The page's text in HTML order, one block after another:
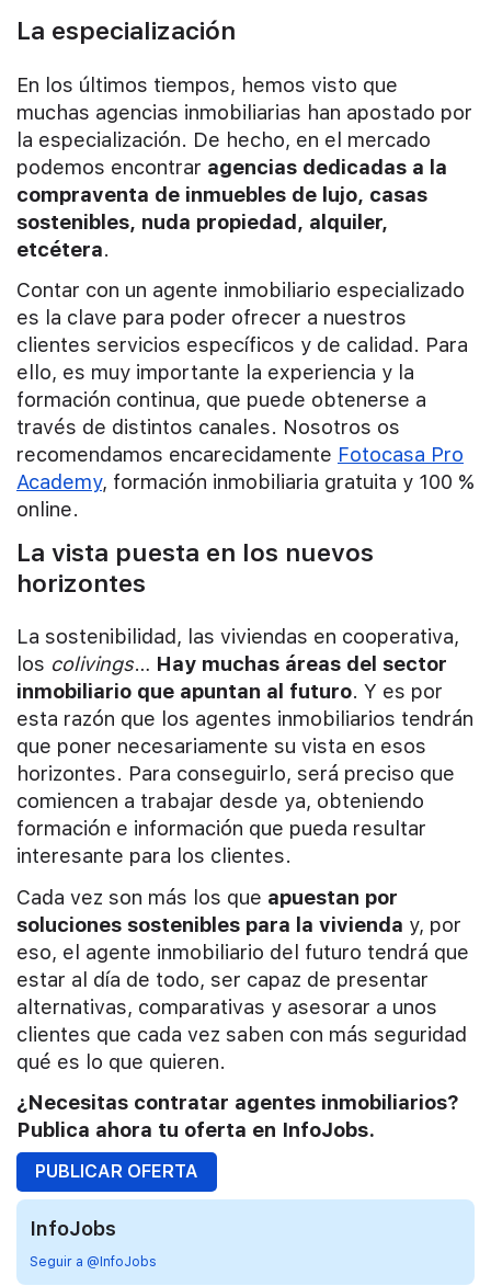
La especialización
En los últimos tiempos, hemos visto que
muchas agencias inmobiliarias han apostado por
la especialización. De hecho, en el mercado
podemos encontrar agencias dedicadas a la
compraventa de inmuebles de lujo, casas
sostenibles, nuda propiedad, alquiler,
etcétera.
Contar con un agente inmobiliario especializado
es la clave para poder ofrecer a nuestros
clientes servicios específicos y de calidad. Para
ello, es muy importante la experiencia y la
formación continua, que puede obtenerse a
través de distintos canales. Nosotros os
recomendamos encarecidamente Fotocasa Pro
Academy, formación inmobiliaria gratuita y 100 %
online.
La vista puesta en los nuevos
horizontes
La sostenibilidad, las viviendas en cooperativa,
los colivings… Hay muchas áreas del sector
inmobiliario que apuntan al futuro. Y es por
esta razón que los agentes inmobiliarios tendrán
que poner necesariamente su vista en esos
horizontes. Para conseguirlo, será preciso que
comiencen a trabajar desde ya, obteniendo
formación e información que pueda resultar
interesante para los clientes.
Cada vez son más los que apuestan por
soluciones sostenibles para la vivienda y, por
eso, el agente inmobiliario del futuro tendrá que
estar al día de todo, ser capaz de presentar
alternativas, comparativas y asesorar a unos
clientes que cada vez saben con más seguridad
qué es lo que quieren.
¿Necesitas contratar agentes inmobiliarios?
Publica ahora tu oferta en InfoJobs.
PUBLICAR OFERTA
InfoJobs
Seguir a @InfoJobs